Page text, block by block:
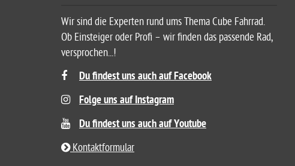
Wir sind die Experten rund ums Thema Cube Fahrrad.
Ob Einsteiger oder Profi – wir finden das passende Rad,
versprochen...!
Du findest uns auch auf Facebook
Folge uns auf Instagram
Du findest uns auch auf Youtube
Kontaktformular